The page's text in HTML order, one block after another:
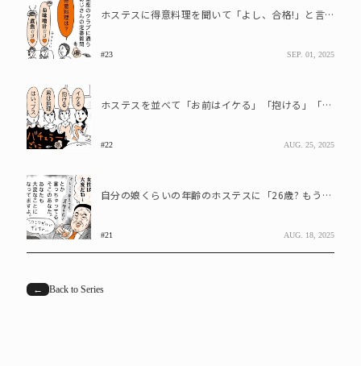
ホステスに得意料理を聞いて「よし、合格!」と言うおじさん
#23 SEP. 01, 2025
ホステスを並べて「お前はイケる」「抱ける」「お前は無理」と一人ひとりを指さしながら宣言するおじさん
#22 AUG. 25, 2025
自分の娘くらいの年齢のホステスに「26歳? もうおばさんだね(笑)」と言う50代のおじさん
#21 AUG. 18, 2025
← Back to Series